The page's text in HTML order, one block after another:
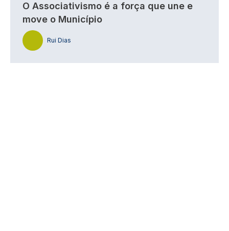
O Associativismo é a força que une e
move o Município
Rui Dias